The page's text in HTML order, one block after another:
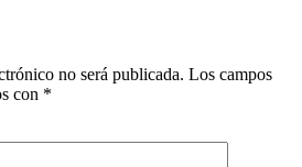
no será publicada. Los campos
con *